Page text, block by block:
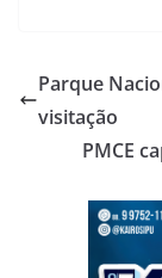
Parque
visitação
PMCE